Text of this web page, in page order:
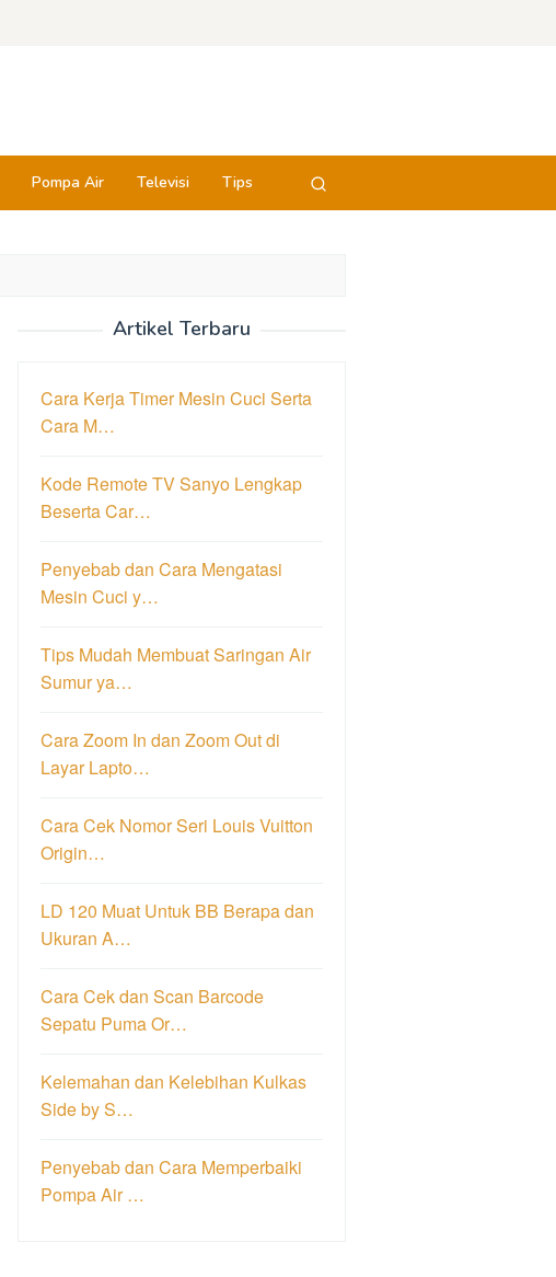
Pompa Air Televisi Tips
Artikel Terbaru
Cara Kerja Timer Mesin Cuci Serta
Cara M…
Kode Remote TV Sanyo Lengkap
Beserta Car…
Penyebab dan Cara Mengatasi
Mesin Cuci y…
Tips Mudah Membuat Saringan Air
Sumur ya…
Cara Zoom In dan Zoom Out di
Layar Lapto…
Cara Cek Nomor Seri Louis Vuitton
Origin…
LD 120 Muat Untuk BB Berapa dan
Ukuran A…
Cara Cek dan Scan Barcode
Sepatu Puma Or…
Kelemahan dan Kelebihan Kulkas
Side by S…
Penyebab dan Cara Memperbaiki
Pompa Air …